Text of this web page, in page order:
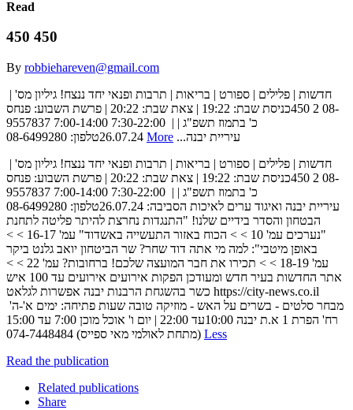
Read
450 450
By robbiehareven@gmail.com
‫חדשות | פלילים | ספורט | בריאות | תרבות ופנאי‬ ‫יחד ננצח!‬ ‫גיליון מס' ‪ |
450‬כניסת שבת‪ | 19:22 :‬צאת שבת‪ | 20:22 :‬פרשת השבוע‪ :‬פנחס‬ ‫‪2‬‬ ‫‪08-
9557837‬‬ ‫‪7:00-14:00 7:30-22:00‬‬ ‫כ' בתמוז תשפ"ג | ‪ |
26.07.24‬טלפון‪08-6499280 :‬‬ ‫עיריית יבנה... More
‫חדשות | פלילים | ספורט | בריאות | תרבות ופנאי‬ ‫יחד ננצח!‬ ‫גיליון מס' ‪ |
450‬כניסת שבת‪ | 19:22 :‬צאת שבת‪ | 20:22 :‬פרשת השבוע‪ :‬פנחס‬ ‫‪2‬‬ ‫‪08-
9557837‬‬ ‫‪7:00-14:00 7:30-22:00‬‬ ‫כ' בתמוז תשפ"ג | ‪ |
26.07.24‬טלפון‪08-6499280 :‬‬ ‫עיריית יבנה ואיגוד ערים לאיכות הסביבה‪:‬‬
‫הבטחון והסדר בידיים שלנו!‬ ‫"התנגדות נחרצת להיתר פליטה לתחנת‬
‫הכוח באזור התעשייה באשדוד"‬ ‫עמ' ‪< < 16-17‬‬ ‫עמ' ‪< < 10‬‬ ‫"נערכים
באופן מיטבי"‪ :‬למה‬ ‫מי אתה דוד שחר?‬ ‫שר הביטחון יואב גלנט ביקר‬
‫תכירו את חבר המועצה שלכם!‬ ‫ברחובות?‬ ‫עמ' ‪< < 22‬‬ ‫עמ' ‪< < 18-19‬‬
‫אתר החדשות בעיר‬ ‫חדש ומעודכן‬ ‫הפקות אירועים‬ ‫אירועים עד ‪ 100‬איש‬
‫כשר‬ ‫בהשגחת הרבנות‬ ‫יבנה אפשרות‬ ‫לגלאט‬ ‫‪https://city-news.co.il‬‬
10:00‬עד ‪ | 22:00‬יום ו' אוכל מוכן ‪ 7:00‬עד ‪15:00‬‬ ‫רח' הפרת ‪ 1‬א‪.‬ת יבנה
Less
Read the publication
Related publications
Share